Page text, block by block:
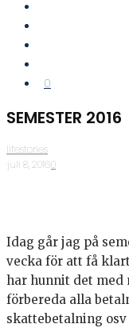
0
SEMESTER 2016
lifestories
·juli 8, 2016·0
Idag går jag på
vecka för att få
har hunnit det med
förbereda alla
skattebetalning